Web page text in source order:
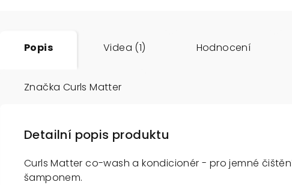
Popis Videa (1) Hodnocení
Značka Curls Matter
Detailní popis produktu
Curls Matter co-wash a kondicionér - pro jemné
šamponem.